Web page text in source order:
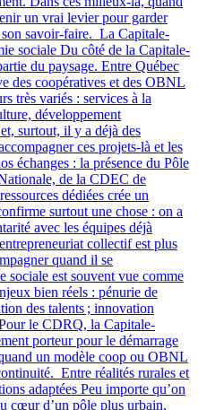
un vrai levier pour garder
son savoir-faire. La Capitale-
sociale Du côté de la Capitale-
du paysage. Entre Québec
des coopératives et des OBNL
très variés : services à la
développement
surtout, il y a déjà des
ces projets-là et les
échanges : la présence du Pôle
de la CDEC de
dédiées crée un
surtout une chose : on a
avec les équipes déjà
collectif est plus
quand il se
sociale est souvent vue comme
bien réels : pénurie de
des talents ; innovation
le CDRQ, la Capitale-
porteur pour le démarrage
un modèle coop ou OBNL
Entre réalités rurales et
adaptées Peu importe qu’on
cœur d’un pôle plus urbain,